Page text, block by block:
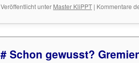
Veröffentlicht unter Master KliPPT | Kommentare
# Schon gewusst?